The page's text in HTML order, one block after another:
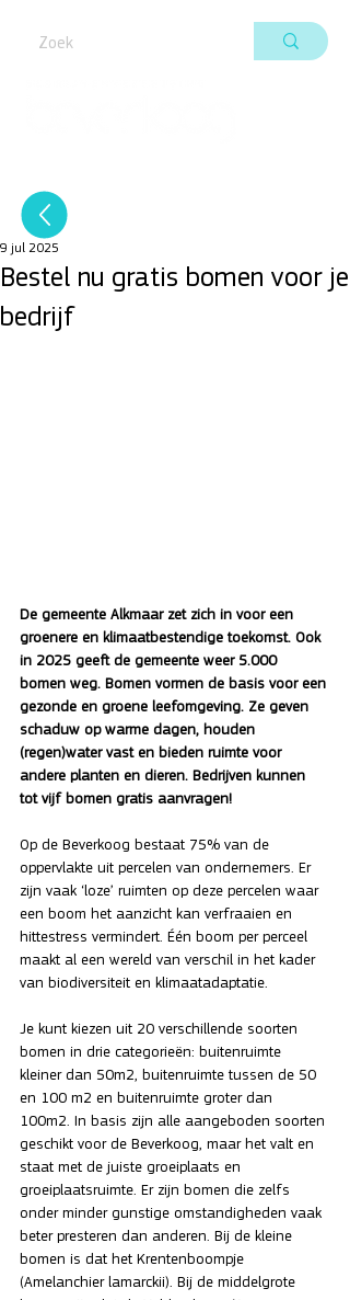
Bestel nu gratis bomen voor je
bedrijf
9 jul 2025
De gemeente Alkmaar zet zich in voor een
groenere en klimaatbestendige toekomst. Ook
in 2025 geeft de gemeente weer 5.000
bomen weg. Bomen vormen de basis voor een
gezonde en groene leefomgeving. Ze geven
schaduw op warme dagen, houden
(regen)water vast en bieden ruimte voor
andere planten en dieren. Bedrijven kunnen
tot vijf bomen gratis aanvragen!
Op de Beverkoog bestaat 75% van de
oppervlakte uit percelen van ondernemers. Er
zijn vaak ‘loze’ ruimten op deze percelen waar
een boom het aanzicht kan verfraaien en
hittestress vermindert. Één boom per perceel
maakt al een wereld van verschil in het kader
van biodiversiteit en klimaatadaptatie.
Je kunt kiezen uit 20 verschillende soorten
bomen in drie categorieën: buitenruimte
kleiner dan 50m2, buitenruimte tussen de 50
en 100 m2 en buitenruimte groter dan
100m2. In basis zijn alle aangeboden soorten
geschikt voor de Beverkoog, maar het valt en
staat met de juiste groeiplaats en
groeiplaatsruimte. Er zijn bomen die zelfs
onder minder gunstige omstandigheden vaak
beter presteren dan anderen. Bij de kleine
bomen is dat het Krentenboompje
(Amelanchier lamarckii). Bij de middelgrote